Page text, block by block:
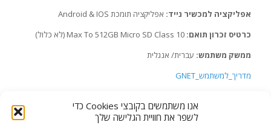
אנו משתמשים בקובצי Cookies כדי
לשפר את חוויית הגלישה שלך
אפליקציה למכשיר נייד: אפליקציה תומכת Android & IOS
כרטיס זכרון תואם: Max To 512GB Micro SD Class 10 (לא כלול)
ממשק משתמש: עברית/ אנגלית
מדריך_למשתמש_GNET
מצלמת דרך עם WiFi ,מצלמת רכב 2K